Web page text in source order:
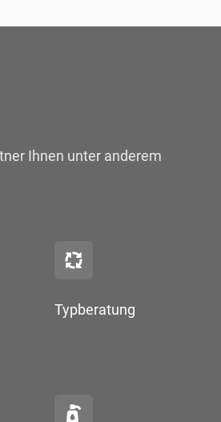
Ihnen unter anderem
Typberatung